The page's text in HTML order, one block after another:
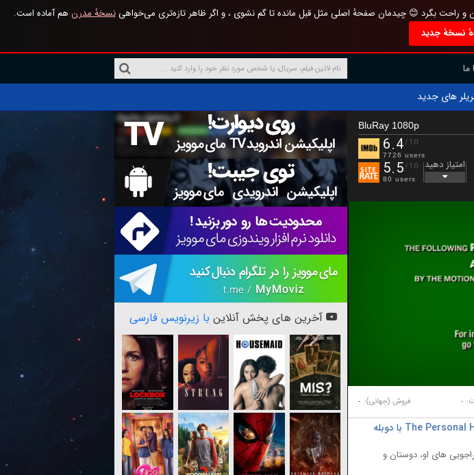
و راحت بگرد 😊 چیدمان صفحهٔ اصلی مثل قبل مانده تا گم نشوی ، و اگر ظاهر تازه‌تری می‌خواهینسخهٔ مدرن هم آماده است.
نسخهٔ جدید
های جدید
BluRay 1080p
6.4/10
7726 users
5.5/10
80 users
امتیاز دهید
- فروش (جهانی): -
دانلود فیلم تاریخچه شخصی دیوید کاپرفیلد The Personal History of David Copperfield 2019 با دوبله
های او، دوستان و
آخرین های پخش آنلاین با زیرنویس فارسی